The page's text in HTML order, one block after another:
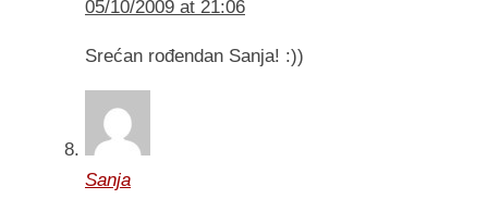
05/10/2009 at 21:06
Srećan rođendan Sanja! :))
Sanja